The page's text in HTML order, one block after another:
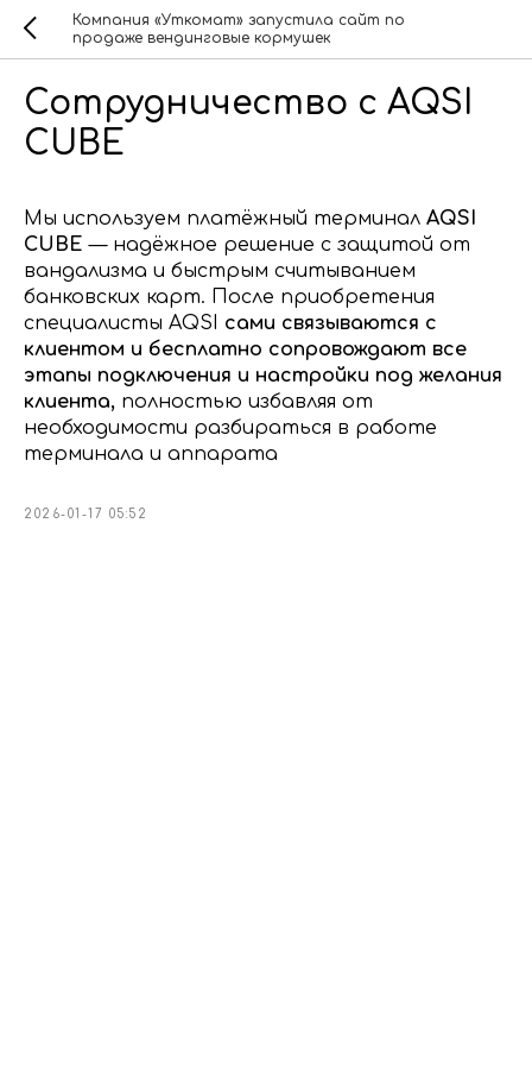
Компания «Уткомат» запустила сайт по
продаже вендинговые кормушек
Сотрудничество с AQSI
CUBE
Мы используем платёжный терминал AQSI
CUBE — надёжное решение с защитой от
вандализма и быстрым считыванием
банковских карт. После приобретения
специалисты AQSI сами связываются с
клиентом и бесплатно сопровождают все
этапы подключения и настройки под желания
клиента, полностью избавляя от
необходимости разбираться в работе
терминала и аппарата
2026-01-17 05:52